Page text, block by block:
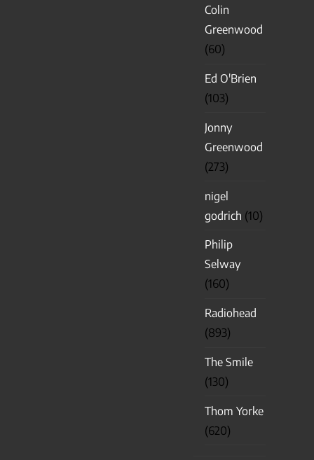
Colin
Greenwood
(60)
Ed O'Brien
(103)
Jonny
Greenwood
(273)
nigel
godrich (10)
Philip
Selway
(160)
Radiohead
(893)
The Smile
(130)
Thom Yorke
(620)